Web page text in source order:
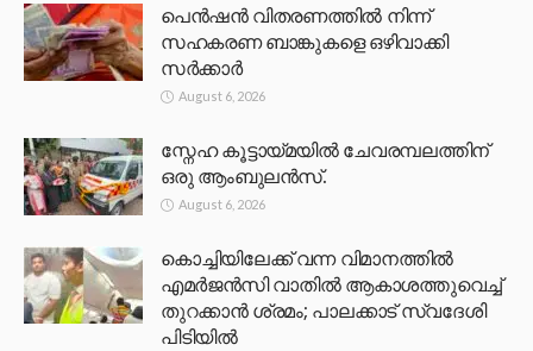
പെൻഷൻ വിതരണത്തിൽ നിന്ന്
സഹകരണ ബാങ്കുകളെ ഒഴിവാക്കി
സർക്കാർ
August 6, 2026
സ്നേഹ കൂട്ടായ്മയിൽ ചേവരമ്പലത്തിന്
ഒരു ആംബുലൻസ്.
August 6, 2026
കൊച്ചിയിലേക്ക് വന്ന വിമാനത്തിൽ
എമർജൻസി വാതിൽ ആകാശത്തുവെച്ച്
തുറക്കാൻ ശ്രമം; പാലക്കാട് സ്വദേശി
പിടിയിൽ